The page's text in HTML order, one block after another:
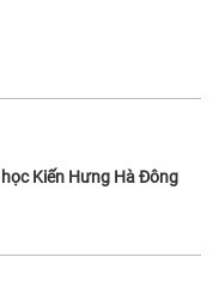
Trường tiểu học Kiến Hưng Hà Đông